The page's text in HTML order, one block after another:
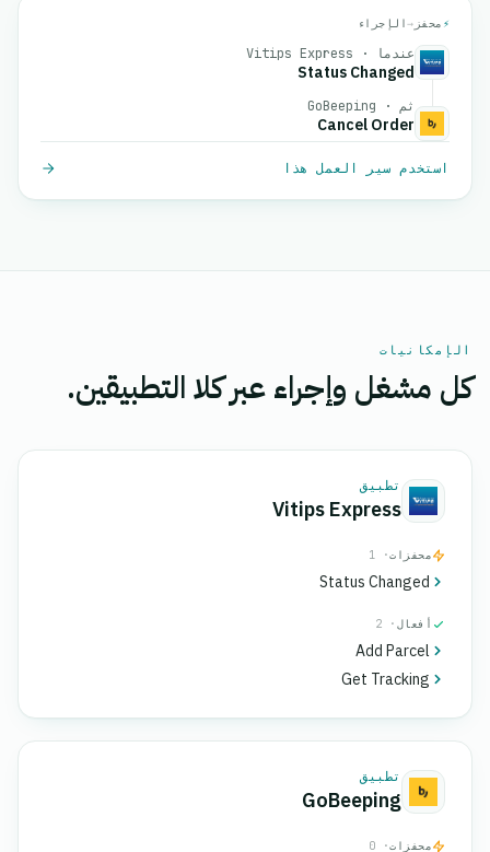
⚡ محفز →الإجراء
عندما · Vitips Express
Status Changed
ثم · GoBeeping
Cancel Order
استخدم سير العمل هذا
الإمكانيات
كل مشغل وإجراء عبر كلا التطبيقين.
تطبيق
Vitips Express
محفزات· 1
Status Changed
أفعال · 2
Add Parcel
Get Tracking
تطبيق
GoBeeping
محفزات· 0